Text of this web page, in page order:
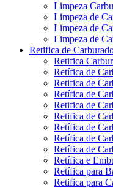
Limpeza
Limpeza de
Limpeza de
Limpeza de
Retifica de
Retifica
Retífica de
Retifica de
Retífica de
Retifica de
Retifica de
Retífica de
Retífica de
Retífica de
Retífica e
Retífica para
Retifica para